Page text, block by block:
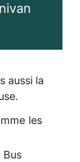
aussi la
les
Bus